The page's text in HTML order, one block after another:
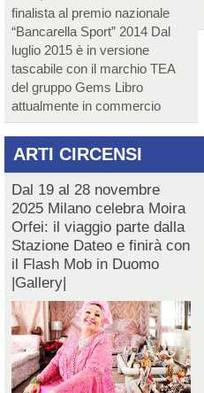
finalista al premio nazionale
“Bancarella Sport” 2014 Dal
luglio 2015 è in versione
tascabile con il marchio TEA
del gruppo Gems Libro
attualmente in commercio
ARTI CIRCENSI
Dal 19 al 28 novembre
2025 Milano celebra Moira
Orfei: il viaggio parte dalla
Stazione Dateo e finirà con
il Flash Mob in Duomo
|Gallery|